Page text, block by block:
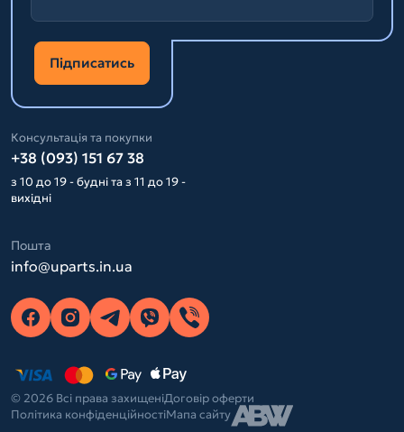
Підписатись
Консультація та покупки
+38 (093) 151 67 38
з 10 до 19 - будні та з 11 до 19 -
вихідні
Пошта
info@uparts.in.ua
© 2026 Всі права захищеніДоговір оферти
Політика конфіденційностіМапа сайту